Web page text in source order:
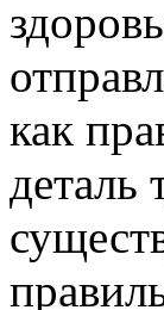
как
деталь